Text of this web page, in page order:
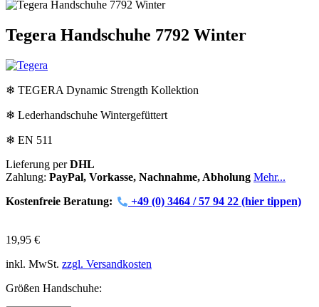
Tegera Handschuhe 7792 Winter
❄ TEGERA Dynamic Strength Kollektion
❄ Lederhandschuhe Wintergefüttert
❄ EN 511
Lieferung perDHL
Zahlung: PayPal, Vorkasse, Nachnahme, Abholung Mehr...
Kostenfreie Beratung:
+49 (0) 3464 / 57 94 22 (hier tippen)
19,95 €
inkl. MwSt. zzgl. Versandkosten
Größen Handschuhe: